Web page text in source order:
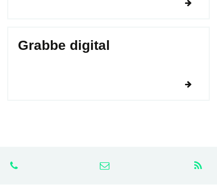
Grabbe digital